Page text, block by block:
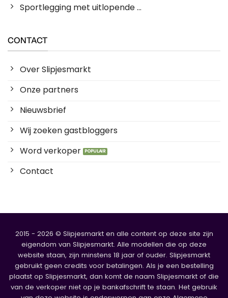
Sportlegging met uitlopende ...
CONTACT
Over Slipjesmarkt
Onze partners
Nieuwsbrief
Wij zoeken gastbloggers
Word verkoper
Contact
2015 - 2026 © Slipjesmarkt en alle content op deze site zijn
eigendom van Slipjesmarkt. Alle modellen die op deze
website staan, zijn minstens 18 jaar of ouder. Slipjesmarkt
gebruikt geen credits voor betalingen. Als je een bestelling
plaatst op Slipjesmarkt, dan komt de naam Slipjesmarkt of die
van de verkoper niet op je bankafschrift te staan. Het gebruik